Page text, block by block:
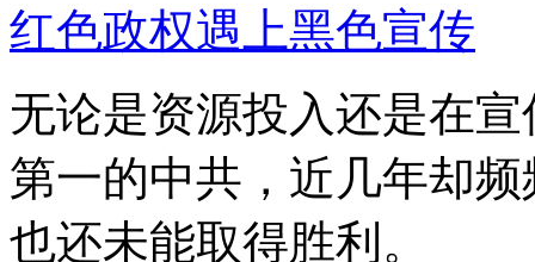
红色政权遇上黑色宣传
无论是资源投入还是在
第一的中共，近几年却
也还未能取得胜利。